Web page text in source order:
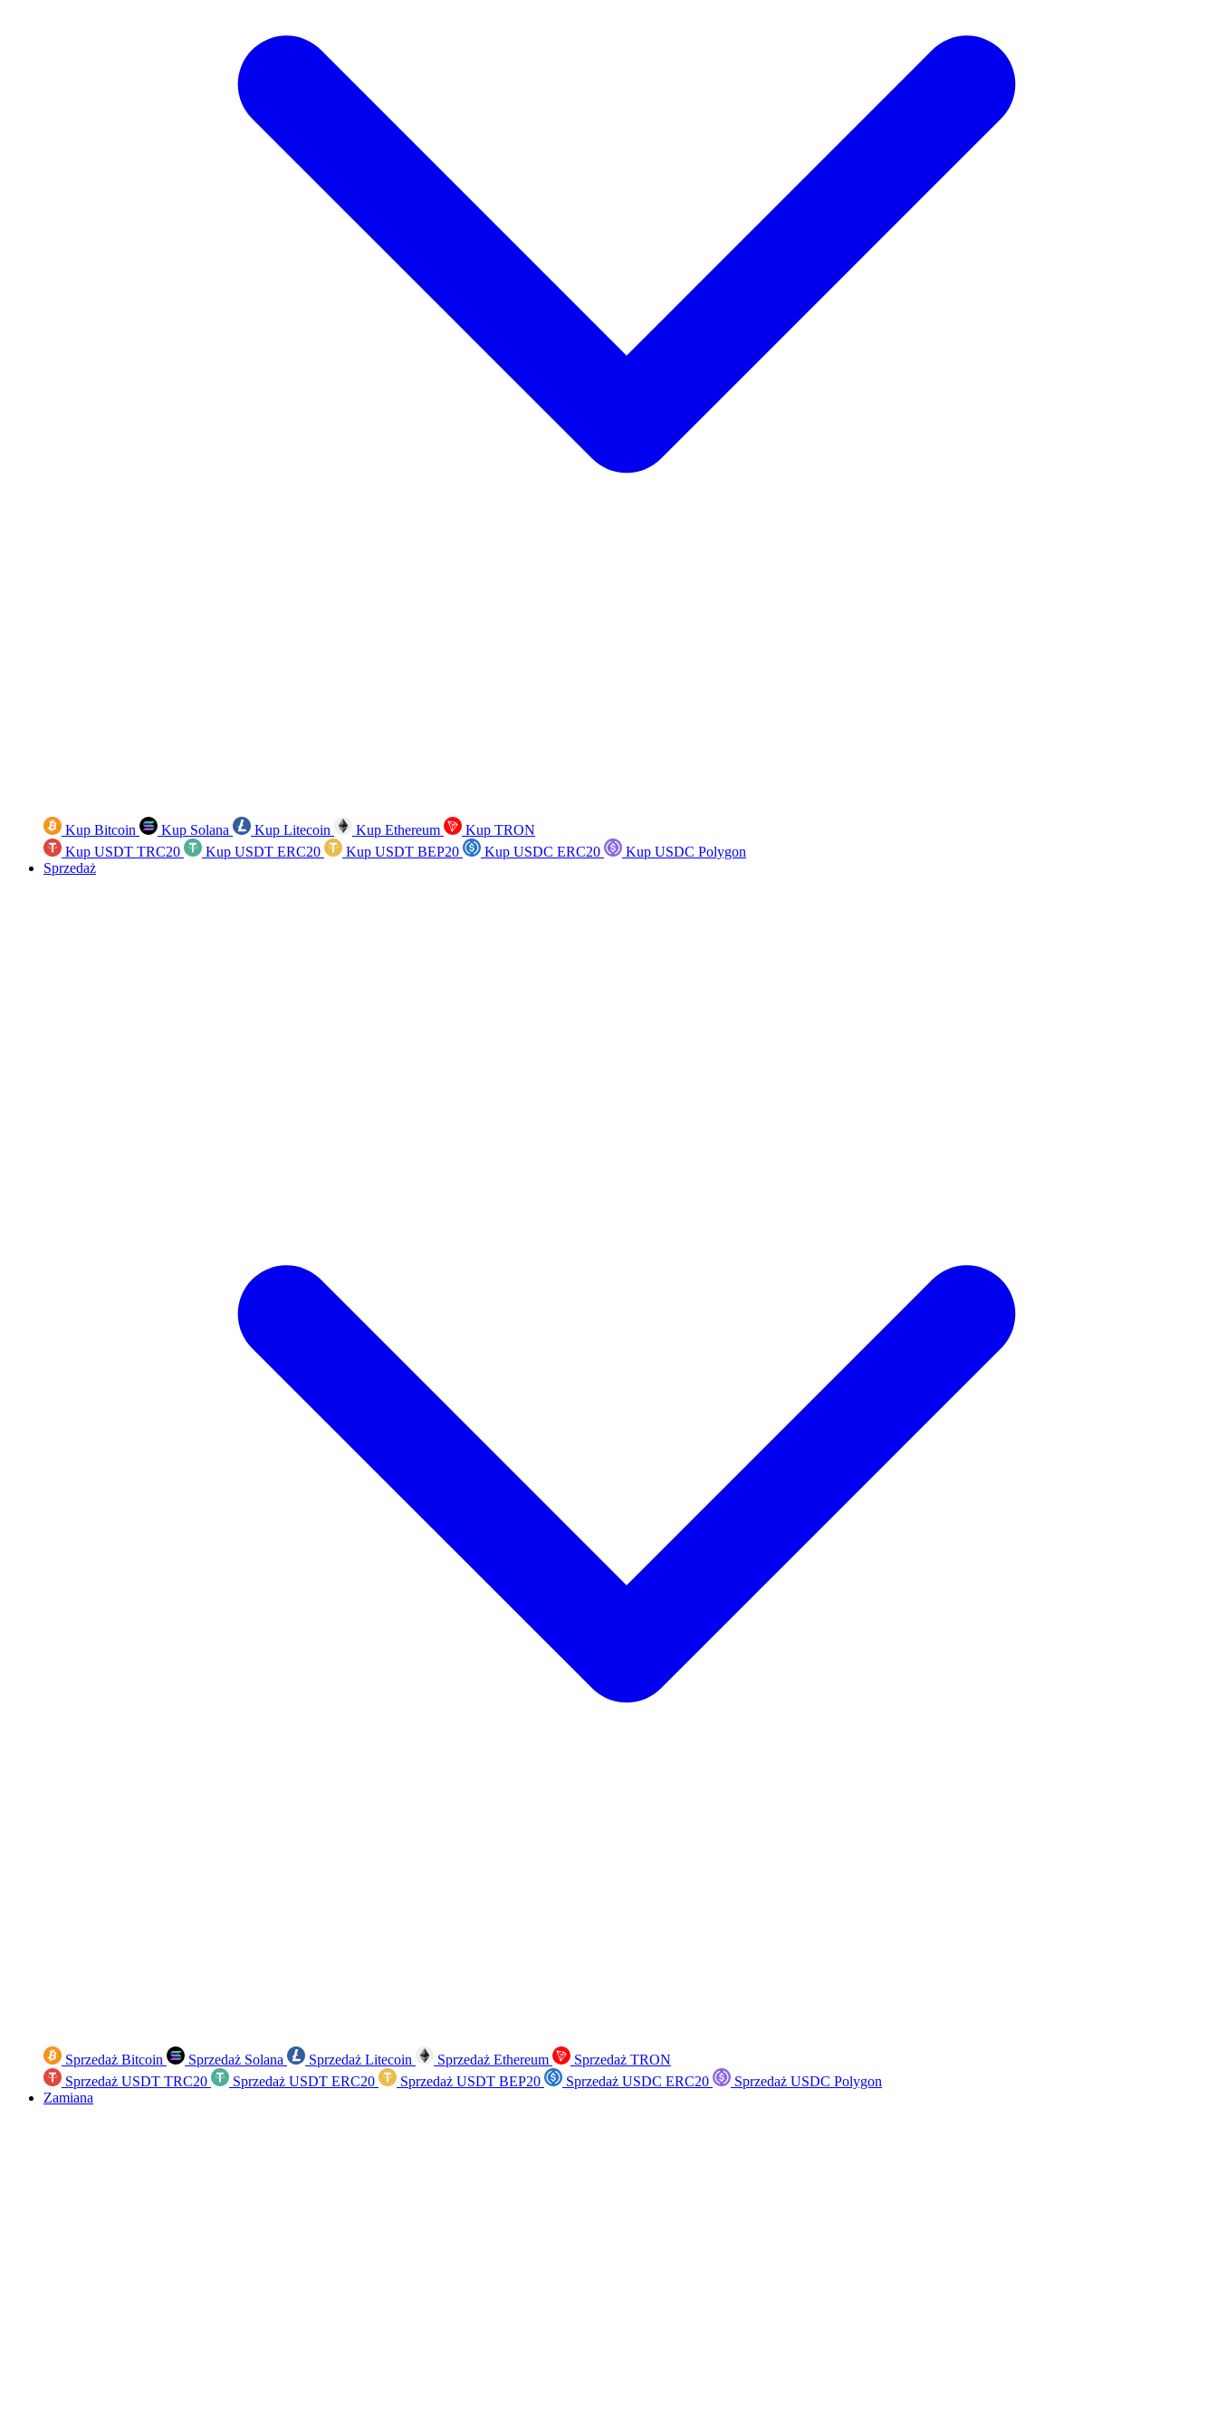
Kup Bitcoin Kup Solana Kup Litecoin Kup Ethereum
Kup TRON
Kup USDT TRC20
Kup USDT ERC20 Kup USDT BEP20 Kup USDC ERC20
Kup USDC Polygon
Sprzedaż
Sprzedaż Bitcoin Sprzedaż Solana Sprzedaż Litecoin Sprzedaż Ethereum
Sprzedaż TRON
Sprzedaż USDT TRC20
Sprzedaż USDT ERC20 Sprzedaż USDT BEP20 Sprzedaż USDC ERC20
Sprzedaż USDC Polygon
Zamiana